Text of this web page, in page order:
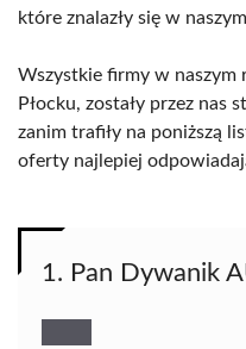
które znalazły się w
Wszystkie firmy w
Płocku, zostały przez nas
zanim trafiły na poniższą
oferty najlepiej
1. Pan Dywanik